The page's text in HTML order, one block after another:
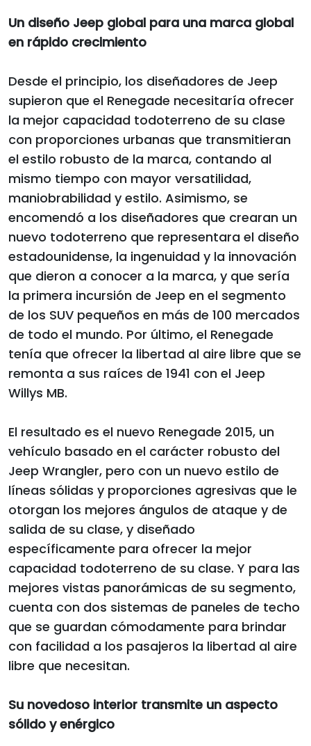
Un diseño Jeep global para una marca global
en rápido crecimiento
Desde el principio, los diseñadores de Jeep
supieron que el Renegade necesitaría ofrecer
la mejor capacidad todoterreno de su clase
con proporciones urbanas que transmitieran
el estilo robusto de la marca, contando al
mismo tiempo con mayor versatilidad,
maniobrabilidad y estilo. Asimismo, se
encomendó a los diseñadores que crearan un
nuevo todoterreno que representara el diseño
estadounidense, la ingenuidad y la innovación
que dieron a conocer a la marca, y que sería
la primera incursión de Jeep en el segmento
de los SUV pequeños en más de 100 mercados
de todo el mundo. Por último, el Renegade
tenía que ofrecer la libertad al aire libre que se
remonta a sus raíces de 1941 con el Jeep
Willys MB.
El resultado es el nuevo Renegade 2015, un
vehículo basado en el carácter robusto del
Jeep Wrangler, pero con un nuevo estilo de
líneas sólidas y proporciones agresivas que le
otorgan los mejores ángulos de ataque y de
salida de su clase, y diseñado
específicamente para ofrecer la mejor
capacidad todoterreno de su clase. Y para las
mejores vistas panorámicas de su segmento,
cuenta con dos sistemas de paneles de techo
que se guardan cómodamente para brindar
con facilidad a los pasajeros la libertad al aire
libre que necesitan.
Su novedoso interior transmite un aspecto
sólido y enérgico